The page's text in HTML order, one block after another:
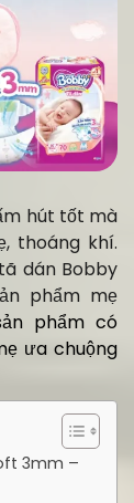
hút tốt mà
thoáng khí.
dán Bobby
phẩm mẹ
phẩm có
ưa chuộng
3mm –